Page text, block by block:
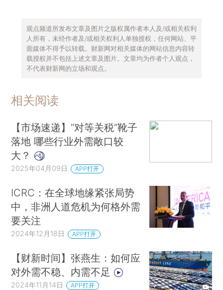
观点频道所发布文章及图片之版权属作者本人及/或相关权利
人所有，未经作者及/或相关权利人单独授权，任何网站、平
面媒体不得予以转载。财新网对相关媒体的网站信息内容转
载授权并不包括上述文章及图片。文章均为作者个人观点，
不代表财新网的立场和观点。
相关阅读
【市场速递】“对等关税”靴子
落地 哪些行业外需敞口较
大？
2025年04月09日 APP打开
ICRC：在全球地缘紧张局势
中，非洲人道危机为何格外需
要关注
2024年12月18日 APP打开
【财新时间】张燕生：如何应
对外需不稳、内需不足
2024年11月14日 APP打开